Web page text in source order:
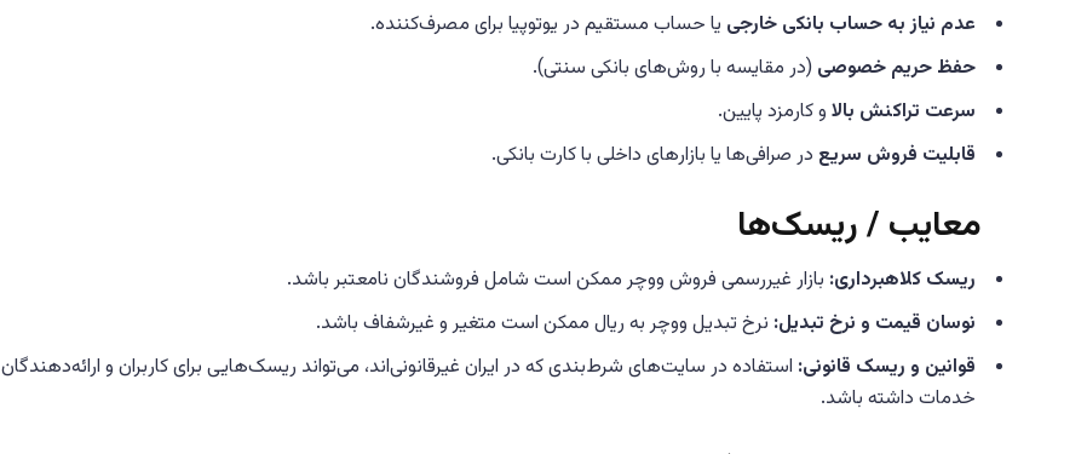
عدم نیاز به حساب بانکی خارجی یا حساب مستقیم در یوتوپیا برای مصرف‌کننده.
حفظ حریم خصوصی (در مقایسه با روش‌های بانکی سنتی).
سرعت تراکنش بالا و کارمزد پایین.
قابلیت فروش سریع در صرافی‌ها یا بازارهای داخلی با کارت بانکی.
معایب / ریسک‌ها
ریسک کلاهبرداری: بازار غیررسمی فروش ووچر ممکن است شامل فروشندگان نامعتبر باشد.
نوسان قیمت و نرخ تبدیل: نرخ تبدیل ووچر به ریال ممکن است متغیر و غیرشفاف باشد.
قوانین و ریسک قانونی: استفاده در سایت‌های شرط‌بندی که در ایران غیرقانونی‌اند، می‌تواند ریسک‌هایی برای کاربران و ارائه‌دهندگان
خدمات داشته باشد.